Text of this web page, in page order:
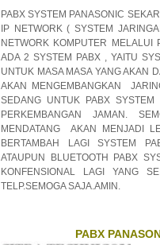
PABX SYSTEM PANASONIC
IP NETWORK ( SYSTEM
NETWORK KOMPUTER
ADA 2 SYSTEM PABX , YAITU
UNTUK MASA MASA YANG AKAN
AKAN MENGEMBANGKAN
SEDANG UNTUK PABX
PERKEMBANGAN JAMAN.
MENDATANG AKAN MENJADI
BERTAMBAH LAGI SYSTEM
ATAUPUN BLUETOOTH PABX
KONFENSIONAL LAGI YANG
TELP.SEMOGA SAJA.AMIN.
PABX